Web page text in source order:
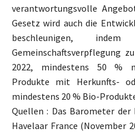
verantwortungsvolle
Gesetz wird auch die
beschleunigen,
Gemeinschaftsverpflegung
2022, mindestens 50 %
Produkte mit Herkunfts-
mindestens 20 % Bio-
Quellen : Das Barometer
Havelaar France (November